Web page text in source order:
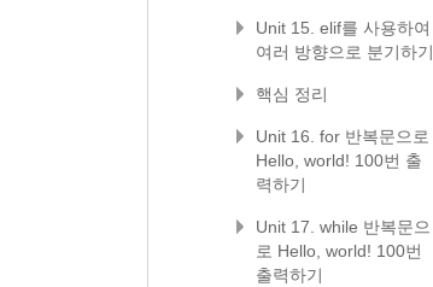
Unit 15. elif를 사용하여
여러 방향으로 분기하기
핵심 정리
Unit 16. for 반복문으로
Hello, world! 100번 출
력하기
Unit 17. while 반복문으
로 Hello, world! 100번
출력하기